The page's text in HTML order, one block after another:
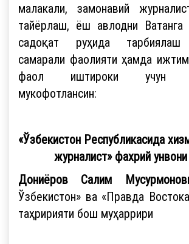
малакали, замонавий
тайёрлаш, ёш авлодни Ватанга
садоқат руҳида тарбиялаш
самарали фаолияти ҳамда
фаол иштироки учун
мукофотлансин:
«Ўзбекистон Республикасида
журналист» фахрий
Дониёров Салим
Ўзбекистон» ва «Правда
таҳририяти бош муҳаррири